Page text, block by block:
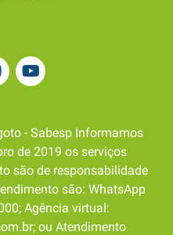
- Sabesp Informamos
de 2019 os serviços
são de responsabilidade
são: WhatsApp
Agência virtual:
ou Atendimento